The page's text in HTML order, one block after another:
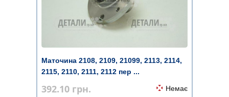
Маточина 2108, 2109, 21099, 2113, 2114,
2115, 2110, 2111, 2112 пер ...
392.10 грн. Немає